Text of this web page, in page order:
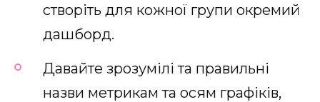
створіть для кожної групи окремий
дашборд.
Давайте зрозумілі та правильні
назви метрикам та осям графіків,